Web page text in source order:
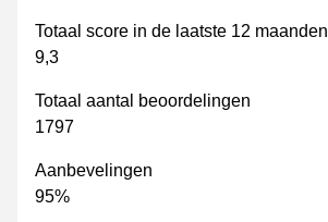
Totaal score in de laatste 12 maanden
9,3
Totaal aantal beoordelingen
1797
Aanbevelingen
95%